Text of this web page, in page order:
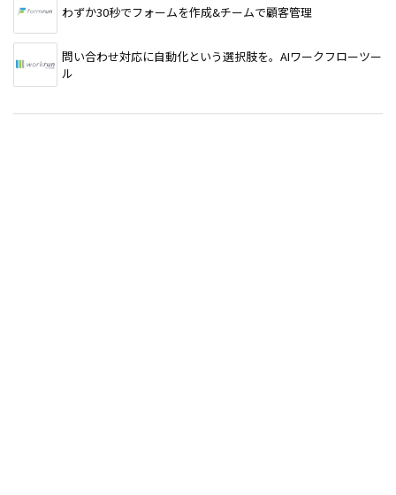
わずか30秒でフォームを作成&チームで顧客管理
問い合わせ対応に自動化という選択肢を。AIワークフローツー
ル